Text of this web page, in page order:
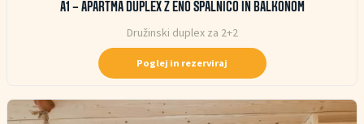
A1 – APARTMA DUPLEX Z ENO SPALNICO IN BALKONOM
Družinski duplex za 2+2
Poglej in rezerviraj